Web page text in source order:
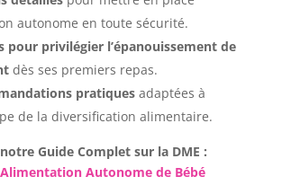
autonome en toute sécurité.
pour privilégier l’épanouissement de
dès ses premiers repas.
pratiquesadaptées à
de la diversification alimentaire.
Guide Complet sur la DME :
Autonome de Bébé